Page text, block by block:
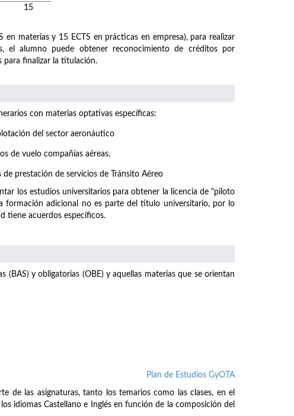
15
materias y 15 ECTS en prácticas en empresa), para realizar
el alumno puede obtener reconocimiento de créditos por
para finalizar la titulación.
con materias optativas específicas:
del sector aeronáutico
de vuelo compañías aéreas.
prestación de servicios de Tránsito Aéreo
los estudios universitarios para obtener la licencia de "piloto
formación adicional no es parte del título universitario, por lo
tiene acuerdos específicos.
(BAS) y obligatorias (OBE) y aquellas materias que se orientan
Plan de Estudios GyOTA
de las asignaturas, tanto los temarios como las clases, en el
idiomas Castellano e Inglés en función de la composición del